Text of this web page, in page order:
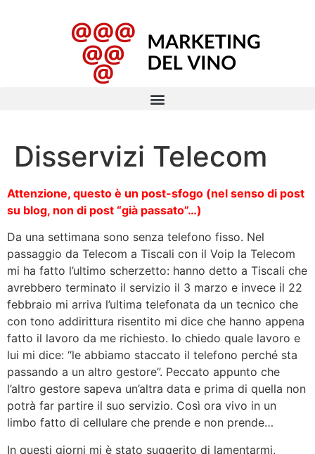
Disservizi Telecom
Attenzione, questo è un post-sfogo (nel senso di post
su blog, non di post “già passato”…)
Da una settimana sono senza telefono fisso. Nel
passaggio da Telecom a Tiscali con il Voip la Telecom
mi ha fatto l’ultimo scherzetto: hanno detto a Tiscali che
avrebbero terminato il servizio il 3 marzo e invece il 22
febbraio mi arriva l’ultima telefonata da un tecnico che
con tono addirittura risentito mi dice che hanno appena
fatto il lavoro da me richiesto. Io chiedo quale lavoro e
lui mi dice: “le abbiamo staccato il telefono perché sta
passando a un altro gestore”. Peccato appunto che
l’altro gestore sapeva un’altra data e prima di quella non
potrà far partire il suo servizio. Così ora vivo in un
limbo fatto di cellulare che prende e non prende…
In questi giorni mi è stato suggerito di lamentarmi,